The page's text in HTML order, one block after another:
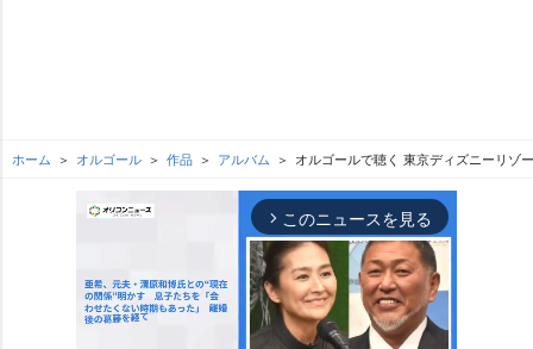
ホーム オルゴール 作品 アルバム オルゴールで聴く 東京ディズニーリゾ
arrow_forward_ios このニュースを見る